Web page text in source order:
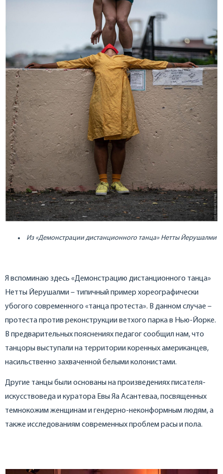
Из «Демонстрации дистанционного танца» Нетты Йерушалми
Я вспоминаю здесь «Демонстрацию дистанционного танца»
Нетты Йерушалми – типичный пример хореографически
убогого современного «танца протеста». В данном случае –
протеста против реконструкции ветхого парка в Нью-Йорке.
В предварительных пояснениях педагог сообщил нам, что
танцоры выступали на территории коренных американцев,
насильственно захваченной белыми колонистами.
Другие танцы были основаны на произведениях писателя-
искусствоведа и куратора Евы Яа Асантеваа, посвященных
темнокожим женщинам и гендерно-неконформным людям, а
также исследованиям современных проблем расы и пола.